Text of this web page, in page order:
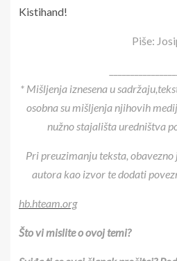
Kistihand!
Piše:
* Mišljenja iznesena u
osobna su mišljenja njihovih
nužno stajališta uredništva
Pri preuzimanju teksta,
autora kao izvor te dodati
hb.hteam.org
Što vi mislite o ovoj temi?